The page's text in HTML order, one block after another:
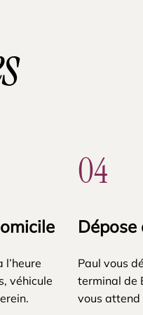
véhicule
04
Paul vous
terminal de
vous attend